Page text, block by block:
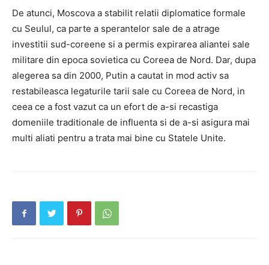
De atunci, Moscova a stabilit relatii diplomatice formale
cu Seulul, ca parte a sperantelor sale de a atrage
investitii sud-coreene si a permis expirarea aliantei sale
militare din epoca sovietica cu Coreea de Nord. Dar, dupa
alegerea sa din 2000, Putin a cautat in mod activ sa
restabileasca legaturile tarii sale cu Coreea de Nord, in
ceea ce a fost vazut ca un efort de a-si recastiga
domeniile traditionale de influenta si de a-si asigura mai
multi aliati pentru a trata mai bine cu Statele Unite.